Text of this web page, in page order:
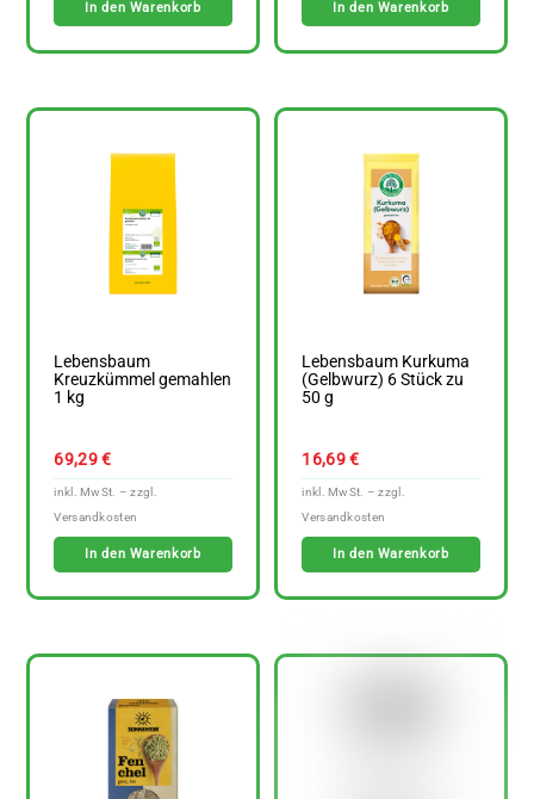
In den Warenkorb In den Warenkorb
Lebensbaum
Kreuzkümmel gemahlen
1 kg
69,29€
In den Warenkorb
Lebensbaum Kurkuma
(Gelbwurz) 6 Stück zu
50 g
16,69€
In den Warenkorb